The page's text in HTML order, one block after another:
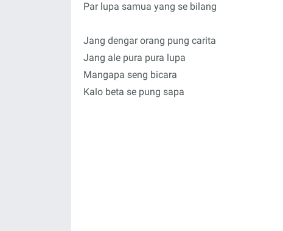
Par lupa samua yang se bilang
Jang dengar orang pung carita
Jang ale pura pura lupa
Mangapa seng bicara
Kalo beta se pung sapa